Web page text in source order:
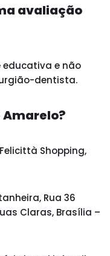
avaliação
educativa e não
dentista.
Shopping,
Rua 36
Claras, Brasília –